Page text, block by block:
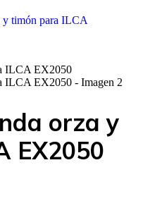
orza y
EX2050